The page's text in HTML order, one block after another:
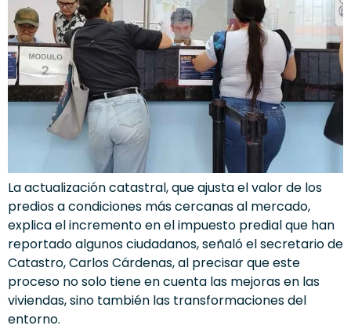
La actualización catastral, que ajusta el valor de los
predios a condiciones más cercanas al mercado,
explica el incremento en el impuesto predial que han
reportado algunos ciudadanos, señaló el secretario de
Catastro, Carlos Cárdenas, al precisar que este
proceso no solo tiene en cuenta las mejoras en las
viviendas, sino también las transformaciones del
entorno.